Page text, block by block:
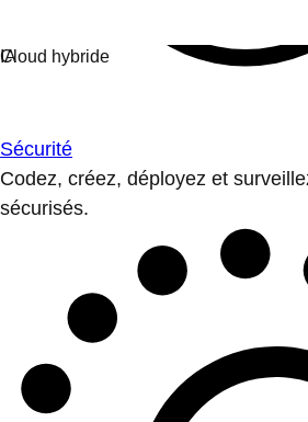
Sécurité
Codez, créez, déployez et
sécurisés.